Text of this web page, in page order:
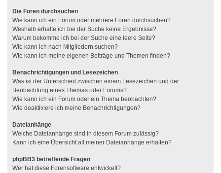
Die Foren durchsuchen
Wie kann ich ein Forum oder mehrere Foren durchsuchen?
Weshalb erhalte ich bei der Suche keine Ergebnisse?
Warum bekomme ich bei der Suche eine leere Seite?
Wie kann ich nach Mitgliedern suchen?
Wie kann ich meine eigenen Beiträge und Themen finden?
Benachrichtigungen und Lesezeichen
Was ist der Unterschied zwischen einem Lesezeichen und der
Beobachtung eines Themas oder Forums?
Wie kann ich ein Forum oder ein Thema beobachten?
Wie deaktiviere ich meine Benachrichtigungen?
Dateianhänge
Welche Dateianhänge sind in diesem Forum zulässig?
Kann ich eine Übersicht all meiner Dateianhänge erhalten?
phpBB3 betreffende Fragen
Wer hat diese Forensoftware entwickelt?